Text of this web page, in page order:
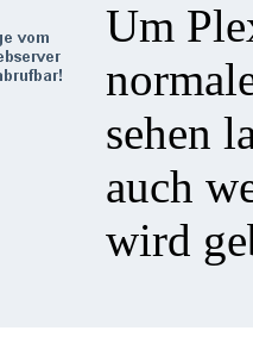
Um
sehen
auch
wird